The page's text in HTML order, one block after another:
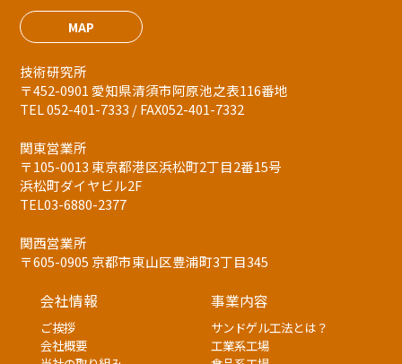
MAP
技術研究所
〒452-0901 愛知県清須市阿原池之表116番地
TEL 052-401-7333 / FAX052-401-7332
関東営業所
〒105-0013 東京都港区浜松町2丁目2番15号
浜松町ダイヤビル2F
TEL03-6880-2377
関西営業所
〒605-0905 京都市東山区豊浦町3丁目345
会社情報
ご挨拶
会社概要
事業内容
サンドゲル工法とは？
工業系工場